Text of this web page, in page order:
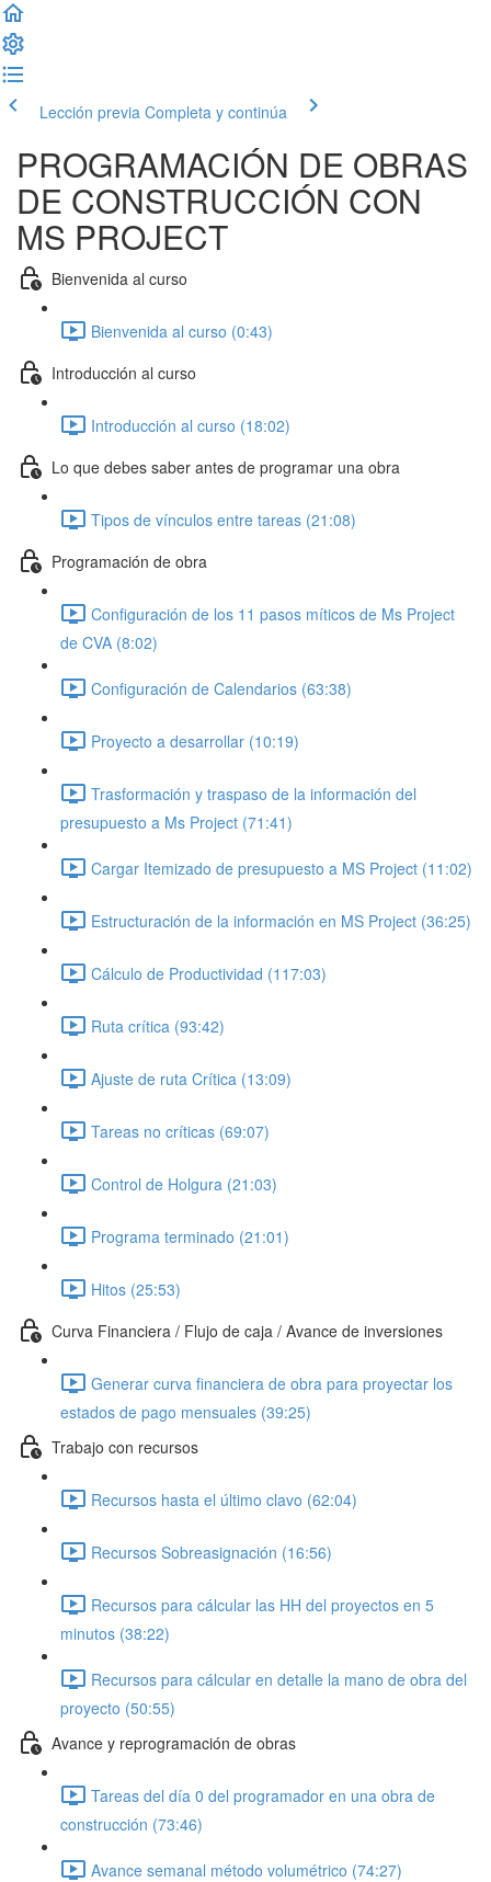
Lección previa Completa y continúa
PROGRAMACIÓN DE OBRAS
DE CONSTRUCCIÓN CON
MS PROJECT
Bienvenida al curso
Bienvenida al curso (0:43)
Introducción al curso
Introducción al curso (18:02)
Lo que debes saber antes de programar una obra
Tipos de vínculos entre tareas (21:08)
Programación de obra
Configuración de los 11 pasos míticos de Ms Project
de CVA (8:02)
Configuración de Calendarios (63:38)
Proyecto a desarrollar (10:19)
Trasformación y traspaso de la información del
presupuesto a Ms Project (71:41)
Cargar Itemizado de presupuesto a MS Project (11:02)
Estructuración de la información en MS Project (36:25)
Cálculo de Productividad (117:03)
Ruta crítica (93:42)
Ajuste de ruta Crítica (13:09)
Tareas no críticas (69:07)
Control de Holgura (21:03)
Programa terminado (21:01)
Hitos (25:53)
Curva Financiera / Flujo de caja / Avance de inversiones
Generar curva financiera de obra para proyectar los
estados de pago mensuales (39:25)
Trabajo con recursos
Recursos hasta el último clavo (62:04)
Recursos Sobreasignación (16:56)
Recursos para cálcular las HH del proyectos en 5
minutos (38:22)
Recursos para cálcular en detalle la mano de obra del
proyecto (50:55)
Avance y reprogramación de obras
Tareas del día 0 del programador en una obra de
construcción (73:46)
Avance semanal método volumétrico (74:27)